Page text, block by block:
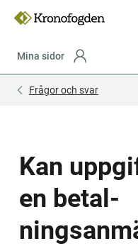
innehåll
Mina sidor
Frågor och svar
Kan
en be­tal­
start
end